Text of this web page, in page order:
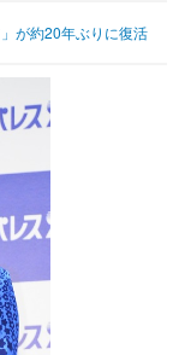
その他
が約20年ぶりに復活